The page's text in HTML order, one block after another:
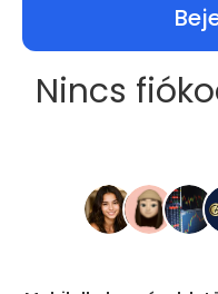
Nincs